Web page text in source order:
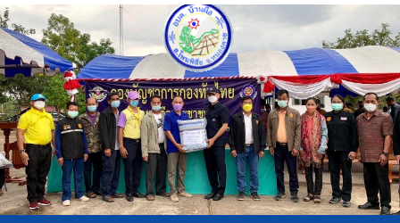
Skip
to
content